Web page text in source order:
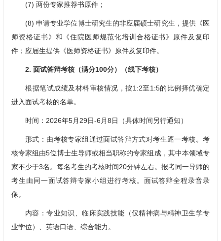
(7) 两份专家推荐书原件；
(8) 申请专业学位博士研究生的非应届硕士研究生，提供《医
师资格证书》和《住院医师规范化培训合格证书》原件及复印
件；应届生提供《医师资格证书》原件及复印件。
2. 面试答辩考核（满分100分）（线下考核）
根据笔试成绩及材料审核情况，按1:2至1:5的比例择优确定
进入面试考核的名单。
时间：2026年5月29日-6月8日（具体时间另行通知）
形式：由考核专家组通过面试答辩方式对考生逐一考核。考
核专家组由5位博士生导师或相当职称的专家组成，其中本领域专
家不少于3名。每名考生的考核时间20分钟左右。报考同一导师的
考生由同一面试答辩专家小组进行考核。面试答辩全程录音录
像。
内容：专业知识、临床实践技能（仅精神病与精神卫生学专
业学位）、英语口语、综合能力。